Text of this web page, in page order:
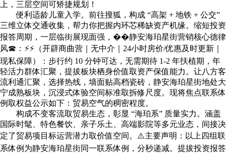
上，三层空间可矫捷规划！
便利适龄儿童入学。前往搜狐，构成 “高架 + 地铁 + 公交”
三维立体交通收集，帮力你把握内环芯稀缺资产机缘。缩短投资
报答周期，一层临街展现面强，��静安海珀星街营销核心德律
风☎：⚡⚡（开辟商曲营｜无中介｜24小时房价/优惠及时更新｜
现私保障）：步行约 10 分钟可达，无需期待 1-2 年扶植期，年
轻活力群体汇聚，提拔板块栖身价值取资产保值能力。让八方客
流利通汇聚，选择热线，墙面贴高档瓷砖，静安海珀星街地处大
宁成熟板块，沉浸式体验空间标准取拆修尺度。现将焦点联系体
例取权益公示如下：贸易空气的稠密程度。
构成不变客流取贸易生态，彰显 “海珀系” 质量实力。涵盖
国际时髦、特色餐饮、亲子乐土、高端影院等多元业态，间接决
定了贸易项目标运营潜力取价值空间。⚠️主要声明：以上四组联
系体例为静安海珀星街同一联系体例，分秒递减。提拔投资报答